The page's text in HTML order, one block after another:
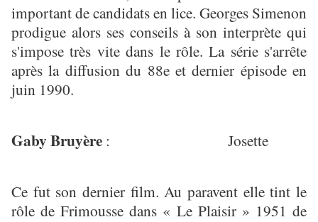
important de candidats en lice. Georges Simenon
prodigue alors ses conseils à son interprète qui
s'impose très vite dans le rôle. La série s'arrête
après la diffusion du 88e et dernier épisode en
juin 1990.
Gaby Bruyère : Josette
Ce fut son dernier film. Au paravent elle tint le
rôle de Frimousse dans « Le Plaisir » 1951 de